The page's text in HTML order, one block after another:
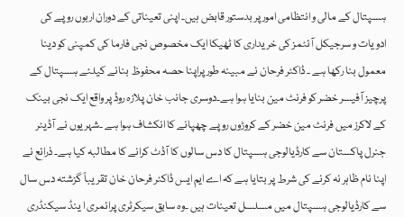
ہسپتال کے مالی و انتظامی امور پر بدستور قابض ہیں۔ اپنی تعیناتی کے دوران اربوں روپے کی
ادویات و سرجیکل آئٹمز کی خریداری کا ٹھیکا ایک مخصوص نجی فارما کی کمپنی کو دینا
معمول بنا رکھا ہے ۔ ڈاکٹر فرحان نے مبینہ طورپراپنا حصہ محفوظ بنانے کیلئے ہسپتال کے
پرچیز آفیسر خضر کو فرنٹ مین بنایا ہوا ہے۔دوسری جانب خان پلازہ روڈ پر واقع ایک نجی بینک
کے لاکرز میں فرنٹ مین خضر کے کروڑوں روپے چھپانے کا انکشاف ہوا ہے ۔شہریوں نے آڈیٹر
جنرل پاکستان سے کارڈیالوجی ہسپتال کا دس سالوں کا آڈٹ کرانے کا مطالبہ کیا ہے۔ ذرائع نے
اپنا نام ظاہر نہ کرنے کی شرط پر بتایا ہے کہ اے ایم ایس ڈاکٹر فرحان خان تقریباً گزشتہ دس سال
سے کارڈیالوجی ہسپتال میں مسلسل تعینات ہیں ۔وہ سابق سیکرٹری پرائمری ا ینڈ سیکنڈری